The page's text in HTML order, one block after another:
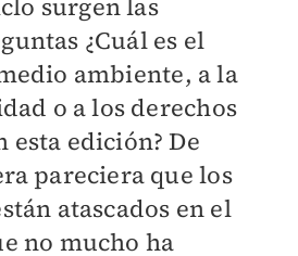
surgen las
¿Cuál es el
ambiente, a la
o a los derechos
esta edición? De
pareciera que los
atascados en el
no mucho ha